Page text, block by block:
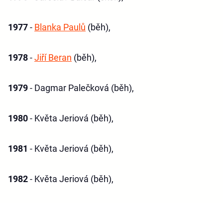
1977- Blanka Paulů (běh),
1978-Jiří Beran (běh),
1979- Dagmar Palečková (běh),
1980- Květa Jeriová (běh),
1981 - Květa Jeriová (běh),
1982- Květa Jeriová (běh),